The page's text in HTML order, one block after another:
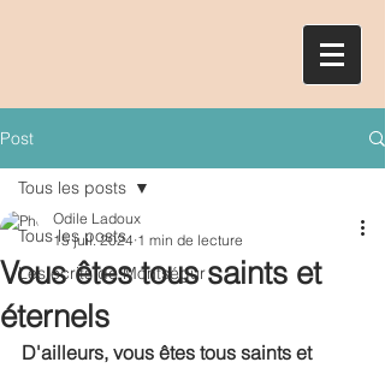
Post
Tous les posts
Les écrits de Montségur
Tous les posts
Vous êtes tous saints et
éternels
Odile Ladoux
15 juil. 2024 1 min de lecture
D'ailleurs, vous êtes tous saints et